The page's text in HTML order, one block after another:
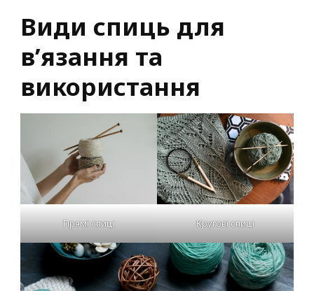
Види спиць для
в’язання та
використання
Прямі спиці Кругові спиці